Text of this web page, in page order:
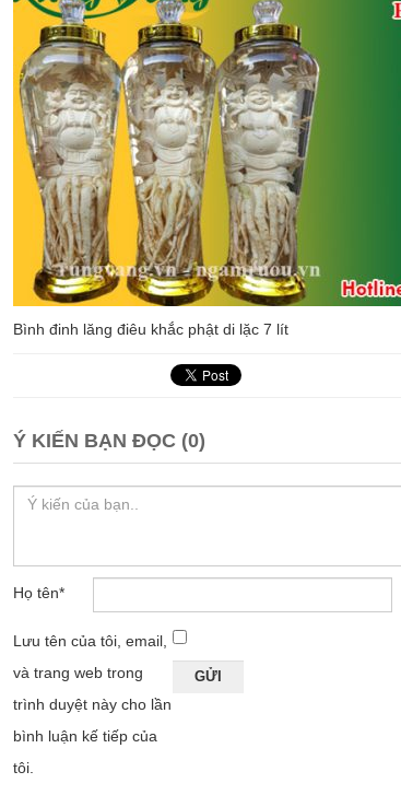
Bình đinh lăng điêu khắc phật di lặc 7 lít
Ý KIẾN BẠN ĐỌC (0)
Họ tên*
Lưu tên của tôi, email,
và trang web trong
trình duyệt này cho lần
bình luận kế tiếp của
tôi.